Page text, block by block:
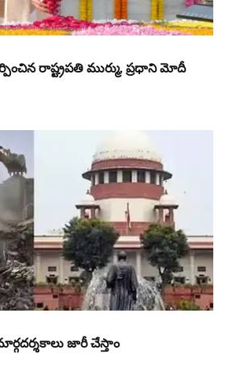
రాష్ట్రపతి ముర్ము, ప్రధాని మోదీ
జారీ చేస్తాం